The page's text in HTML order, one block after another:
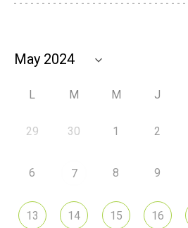
L M M J
29 30 1 2
6 7 8 9
13 14 15 16